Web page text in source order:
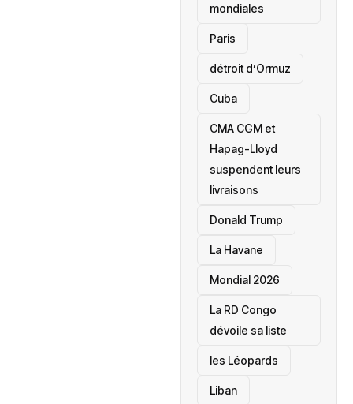
mondiales
Paris
détroit d’Ormuz
‎Cuba
CMA CGM et
Hapag-Lloyd
suspendent leurs
livraisons
Donald Trump
La Havane
Mondial 2026
La RD Congo
dévoile sa liste
les Léopards
‎Liban